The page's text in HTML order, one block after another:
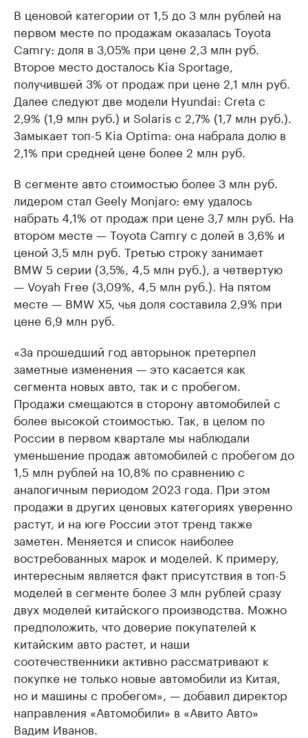
В ценовой категории от 1,5 до 3 млн рублей на
первом месте по продажам оказалась Toyota
Camry: доля в 3,05% при цене 2,3 млн руб.
Второе место досталось Kia Sportage,
получившей 3% от продаж при цене 2,1 млн руб.
Далее следуют две модели Hyundai: Creta с
2,9% (1,9 млн руб.) и Solaris с 2,7% (1,7 млн руб.).
Замыкает топ-5 Kia Optima: она набрала долю в
2,1% при средней цене более 2 млн руб.
В сегменте авто стоимостью более 3 млн руб.
лидером стал Geely Monjaro: ему удалось
набрать 4,1% от продаж при цене 3,7 млн руб. На
втором месте — Toyota Camry с долей в 3,6% и
ценой 3,5 млн руб. Третью строку занимает
BMW 5 серии (3,5%, 4,5 млн руб.), а четвертую
— Voyah Free (3,09%, 4,5 млн руб.). На пятом
месте — BMW X5, чья доля составила 2,9% при
цене 6,9 млн руб.
«За прошедший год авторынок претерпел
заметные изменения — это касается как
сегмента новых авто, так и с пробегом.
Продажи смещаются в сторону автомобилей с
более высокой стоимостью. Так, в целом по
России в первом квартале мы наблюдали
уменьшение продаж автомобилей с пробегом до
1,5 млн рублей на 10,8% по сравнению с
аналогичным периодом 2023 года. При этом
продажи в других ценовых категориях уверенно
растут, и на юге России этот тренд также
заметен. Меняется и список наиболее
востребованных марок и моделей. К примеру,
интересным является факт присутствия в топ-5
моделей в сегменте более 3 млн рублей сразу
двух моделей китайского производства. Можно
предположить, что доверие покупателей к
китайским авто растет, и наши
соотечественники активно рассматривают к
покупке не только новые автомобили из Китая,
но и машины с пробегом», — добавил директор
направления «Автомобили» в «Авито Авто»
Вадим Иванов.